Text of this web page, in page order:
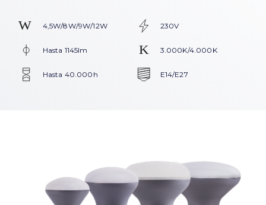
4,5W/8W/9W/12W
Hasta 1145lm
Hasta 40.000h
230V
3.000K/4.000K
E14/E27